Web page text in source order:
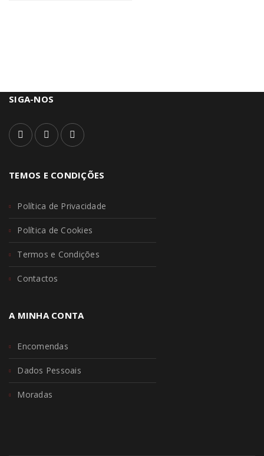
SIGA-NOS
TEMOS E CONDIÇÕES
Política de Privacidade
Política de Cookies
Termos e Condições
Contactos
A MINHA CONTA
Encomendas
Dados Pessoais
Moradas